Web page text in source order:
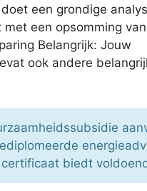
een grondige
een opsomming
Belangrijk: Jouw
ook andere
biedt